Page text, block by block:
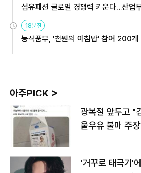
섬유패션 글로벌 경쟁력 키운다…산업
원
18분전
농식품부, '천원의 아침밥' 참여 200개
아주PICK >
광복절 앞두고 "
울우유 불매 주
'거꾸로 태극기'